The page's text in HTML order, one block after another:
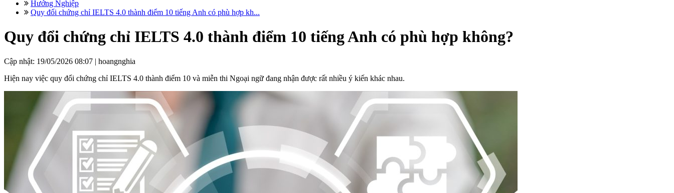
Hướng Nghiệp
Quy đổi chứng chỉ IELTS 4.0 thành điểm 10 tiếng Anh có phù hợp kh...
Quy đổi chứng chỉ IELTS 4.0 thành điểm 10 tiếng Anh có phù hợp không?
Cập nhật: 19/05/2026 08:07 | hoangnghia
Hiện nay việc quy đổi chứng chỉ IELTS 4.0 thành điểm 10 và miễn thi Ngoại ngữ đang nhận được rất nhiều ý kiến khác nhau.